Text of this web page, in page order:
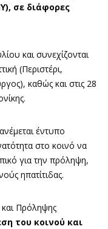
σε διάφορες
και συνεχίζονται
(Περιστέρι,
καθώς και στις 28
έντυπο
στο κοινό να
για την πρόληψη,
ηπατίτιδας.
και Πρόληψης
του κοινού και